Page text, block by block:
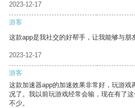
2023-12-17
游客
这款app是我社交的好帮手，让我能够与朋
2023-12-17
游客
这款加速器app的加速效果非常好，玩游戏
况了。我以前玩游戏经常会输，现在有了
不少。